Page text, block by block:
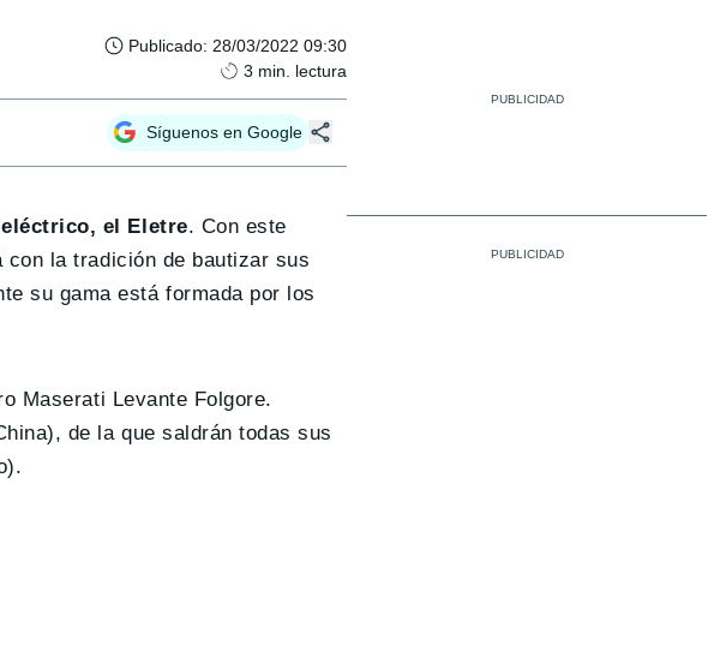
Publicado: 28/03/2022 09:30
3 min. lectura
Síguenos en Google
el Eletre. Con este
con la tradición de bautizar sus
su gama está formada por los
Maserati Levante Folgore.
de la que saldrán todas sus